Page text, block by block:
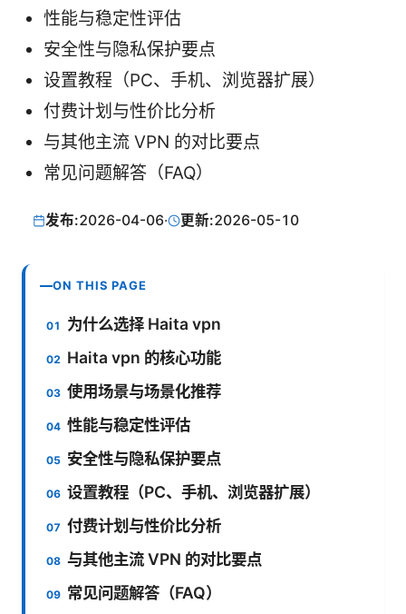
性能与稳定性评估
安全性与隐私保护要点
设置教程（PC、手机、浏览器扩展）
付费计划与性价比分析
与其他主流 VPN 的对比要点
常见问题解答（FAQ）
发布:2026-04-06· 更新:2026-05-10
ON THIS PAGE
为什么选择 Haita vpn
Haita vpn 的核心功能
使用场景与场景化推荐
性能与稳定性评估
安全性与隐私保护要点
设置教程（PC、手机、浏览器扩展）
付费计划与性价比分析
与其他主流 VPN 的对比要点
常见问题解答（FAQ）